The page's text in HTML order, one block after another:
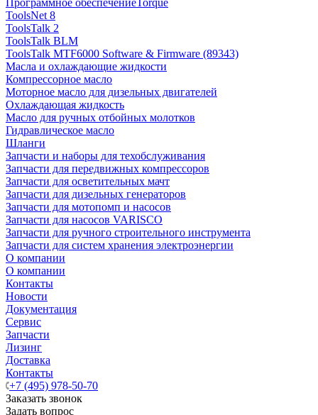
Программное обеспечениеTorque
ToolsNet 8
ToolsTalk 2
ToolsTalk BLM
ToolsTalk MTF6000 Software & Firmware (89343)
Масла и охлаждающие жидкости
Компрессорное масло
Моторное масло для дизельных двигателей
Охлаждающая жидкость
Масло для ручных отбойных молотков
Гидравлическое масло
Шланги
Запчасти и наборы для техобслуживания
Запчасти для передвижных компрессоров
Запчасти для осветительных мачт
Запчасти для дизельных генераторов
Запчасти для мотопомп и насосов
Запчасти для насосов VARISCO
Запчасти для ручного строительного инструмента
Запчасти для систем хранения электроэнергии
О компании
О компании
Контакты
Новости
Документация
Сервис
Запчасти
Лизинг
Доставка
Контакты
+7 (495) 978-50-70
Заказать звонок
Задать вопрос